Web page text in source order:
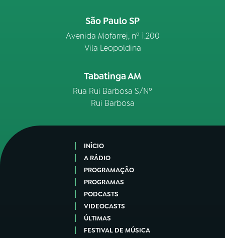
São Paulo SP
Avenida Mofarrej, nº 1.200
Vila Leopoldina
Tabatinga AM
Rua Rui Barbosa S/Nº
Rui Barbosa
INÍCIO
A RÁDIO
PROGRAMAÇÃO
PROGRAMAS
PODCASTS
VIDEOCASTS
ÚLTIMAS
FESTIVAL DE MÚSICA